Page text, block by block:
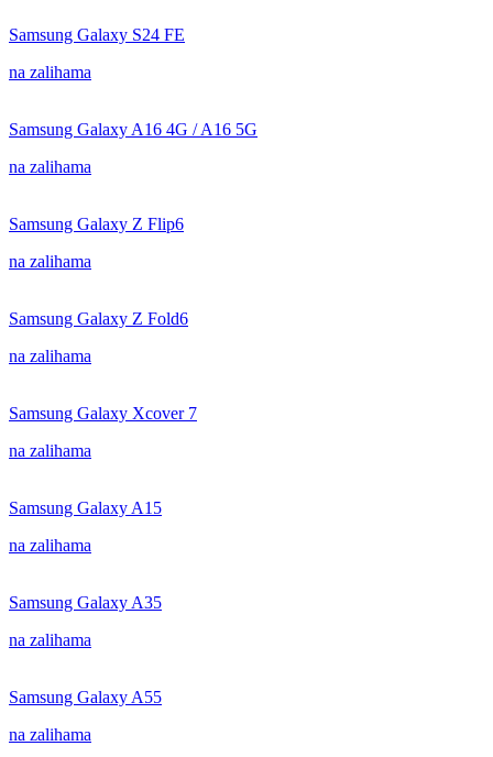
Samsung Galaxy S24 FE
na zalihama
Samsung Galaxy A16 4G / A16 5G
na zalihama
Samsung Galaxy Z Flip6
na zalihama
Samsung Galaxy Z Fold6
na zalihama
Samsung Galaxy Xcover 7
na zalihama
Samsung Galaxy A15
na zalihama
Samsung Galaxy A35
na zalihama
Samsung Galaxy A55
na zalihama